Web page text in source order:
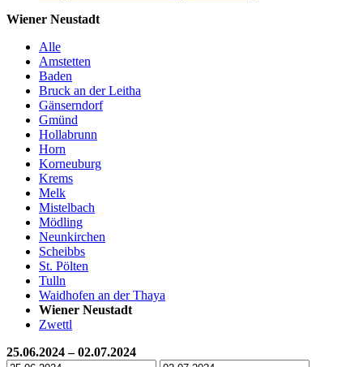
Wiener Neustadt
Alle
Amstetten
Baden
Bruck an der Leitha
Gänserndorf
Gmünd
Hollabrunn
Horn
Korneuburg
Krems
Melk
Mistelbach
Mödling
Neunkirchen
Scheibbs
St. Pölten
Tulln
Waidhofen an der Thaya
Wiener Neustadt
Zwettl
25.06.2024 – 02.07.2024